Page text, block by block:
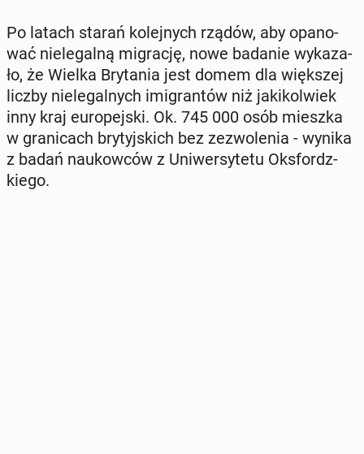
Po latach starań ko­lej­nych rządów, aby opa­no­
wać nie­le­gal­ną mi­gra­cję, nowe badanie wy­ka­za­
ło, że Wielka Bry­ta­nia jest domem dla więk­szej
liczby nie­le­gal­nych imi­gran­tów niż ja­ki­kol­wiek
inny kraj eu­ro­pej­ski. Ok. 745 000 osób mieszka
w gra­ni­cach bry­tyj­skich bez ze­zwo­le­nia - wynika
z badań na­ukow­ców z Uni­wer­sy­te­tu Oks­fordz­
kie­go.